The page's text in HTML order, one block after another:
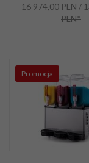
16 974,00 PLN /
PLN*
Promocja